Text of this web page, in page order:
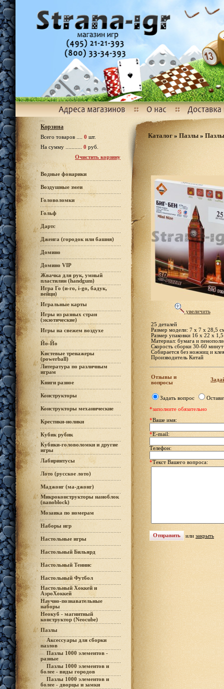
Корзина
Всего товаров .... 0 шт.
На сумму ........... 0 руб.
Очистить корзину
Водные фонарики
Воздушные змеи
Головоломки
Гольф
Дартс
Дженга (городок или башня)
Домино
Домино VIP
Жвачка для рук, умный
пластилин (handgum)
Игра Го (и-го, i-go, бадук,
вейци)
Игральные карты
Игры из разных стран
(экзотические)
Игры на свежем воздухе
Йо-Йо
Кистевые тренажеры
(powerball)
Литература по различным
играм
Книги разное
Конструкторы
Конструкторы механические
Крестики-нолики
Кубик рубик
Кубики-головоломки и другие
игры
Лабиринтусы
Лото (русское лото)
Маджонг (ма-джонг)
Микроконструкторы наноблок
(nanoblock)
Мозаика по номерам
Наборы игр
Настольные игры
Настольный Бильярд
Настольный Теннис
Настольный Футбол
Настольный Хоккей и
АэроХоккей
Научно-познавательные
наборы
Неокуб - магнитный
конструктор (Neocube)
Пазлы
Аксессуары для сборки
пазлов
Пазлы 1000 элементов -
разные
Пазлы 1000 элементов и
более - виды городов
Пазлы 1000 элементов и
более - дворцы и замки
Каталог»Пазлы »
увеличить
25 деталей
Размер модели: 7 х 7 х 28,5
Размер упаковки 16 х 22 х
Материал: бумага и
Скорость сборки 30-60 минут
Собирается без ножниц и клея
Производитель Китай
Отзывы и
вопросы
Задать вопрос
*заполните обязательно
*Ваше имя:
*E-mail:
Телефон:
*Текст Вашего вопроса:
или закрыть